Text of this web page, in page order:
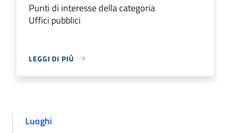
Punti di interesse della categoria
Uffici pubblici
LEGGI DI PIÙ
Luoghi